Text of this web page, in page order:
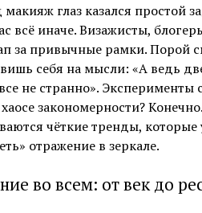
макияж глаз казался простой
всё иначе. Визажисты,
за привычные рамки. Порой
себя на мысли: «А ведь
не странно». Эксперименты
закономерности?
чёткие тренды, которые
отражение в зеркале.
во всем: от век до